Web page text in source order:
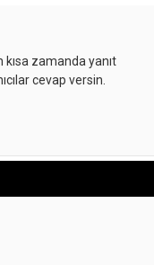
kısa zamanda yanıt
cevap versin.